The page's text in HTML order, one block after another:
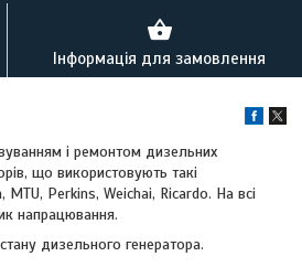
Інформація для замовлення
і ремонтом дизельних
що використовують такі
Perkins, Weichai, Ricardo. На всі
напрацювання.
дизельного генератора.